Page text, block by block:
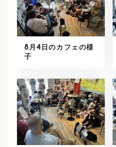
8月4日のカフェの様
子